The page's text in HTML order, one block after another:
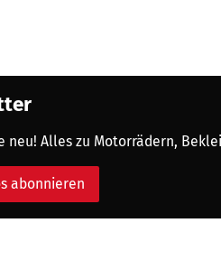
neu! Alles zu Motorrädern,
abonnieren